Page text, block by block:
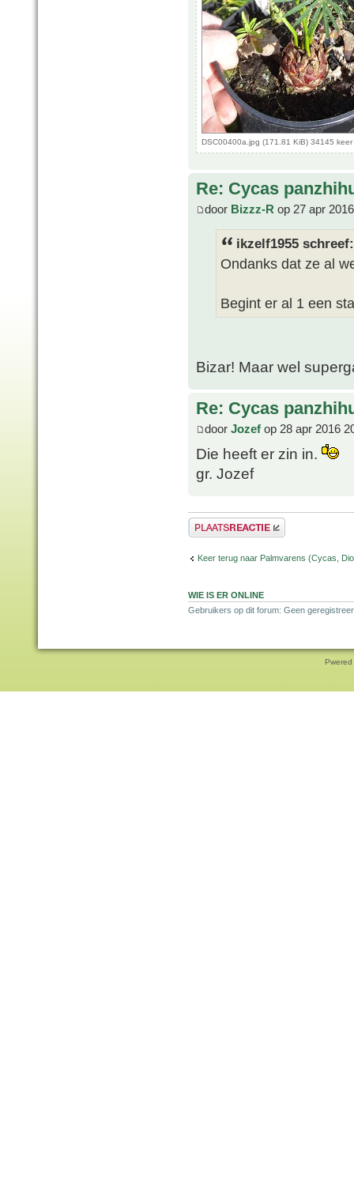
DSC00400a.jpg (171.81 KiB) 34145
Re: Cycas
door Bizzz-R op 27 apr
ikzelf1955 schreef:
Ondanks dat ze al
Begint er al 1 een
Bizar! Maar wel
Re: Cycas
door Jozef op 28 apr 2016
Die heeft er zin in.
gr. Jozef
Plaats een reactie
Keer terug naar Palmvarens (Cycas,
WIE IS ER ONLINE
Gebruikers op dit forum: Geen